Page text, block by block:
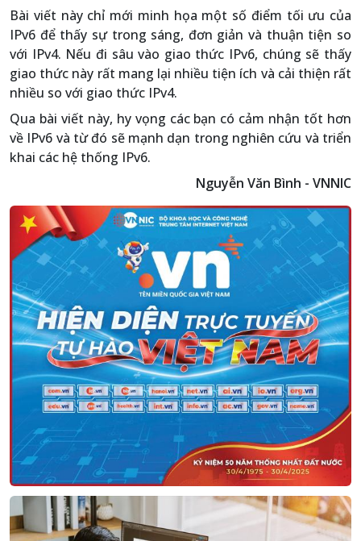
Bài viết này chỉ mới minh họa một số điểm tối ưu của
IPv6 để thấy sự trong sáng, đơn giản và thuận tiện so
với IPv4. Nếu đi sâu vào giao thức IPv6, chúng sẽ thấy
giao thức này rất mang lại nhiều tiện ích và cải thiện rất
nhiều so với giao thức IPv4.
Qua bài viết này, hy vọng các bạn có cảm nhận tốt hơn
về IPv6 và từ đó sẽ mạnh dạn trong nghiên cứu và triển
khai các hệ thống IPv6.
Nguyễn Văn Bình - VNNIC